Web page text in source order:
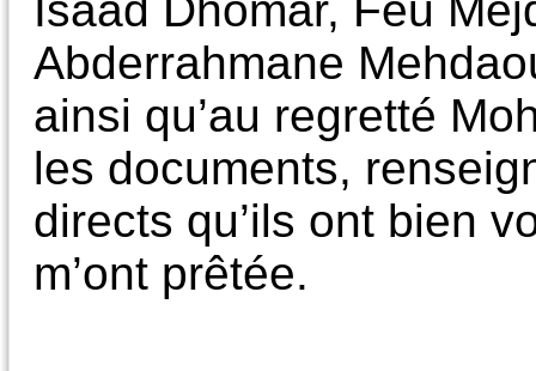
Abderrahmane
ainsi qu’au regretté
les documents,
directs qu’ils ont bien
m’ont prêtée.